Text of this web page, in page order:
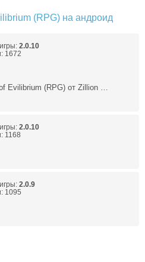
(RPG) на андроид
2.0.10
1672
Evilibrium (RPG) от Zillion …
2.0.10
1168
2.0.9
1095